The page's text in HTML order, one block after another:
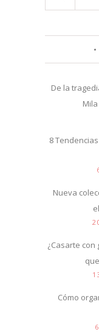
De la
8
Nueva
¿Casarte
Cómo